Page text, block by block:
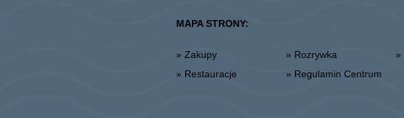
MAPA STRONY:
» Zakupy
» Restauracje
» Rozrywka
» Regulamin Centrum